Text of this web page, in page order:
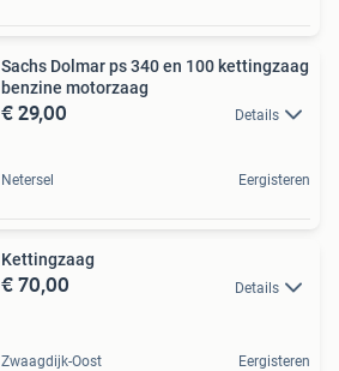
Sachs Dolmar ps 340 en 100 kettingzaag
benzine motorzaag
€ 29,00 Details
Netersel Eergisteren
Kettingzaag
€ 70,00 Details
Zwaagdijk-Oost Eergisteren